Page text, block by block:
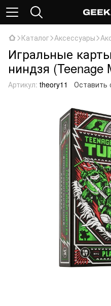
Каталог Аксессуары
Игральные
ниндзя (Teenage
Артикул: theory11 Оставить